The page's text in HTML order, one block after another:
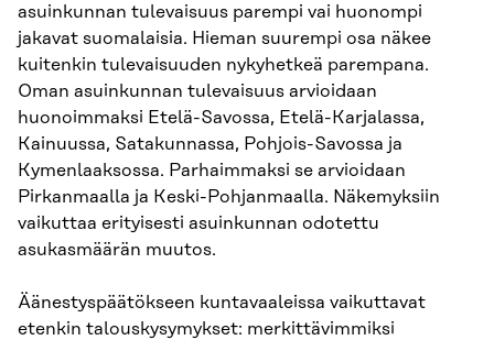
asuinkunnan tulevaisuus parempi vai huonompi
jakavat suomalaisia. Hieman suurempi osa näkee
kuitenkin tulevaisuuden nykyhetkeä parempana.
Oman asuinkunnan tulevaisuus arvioidaan
huonoimmaksi Etelä-Savossa, Etelä-Karjalassa,
Kainuussa, Satakunnassa, Pohjois-Savossa ja
Kymenlaaksossa. Parhaimmaksi se arvioidaan
Pirkanmaalla ja Keski-Pohjanmaalla. Näkemyksiin
vaikuttaa erityisesti asuinkunnan odotettu
asukasmäärän muutos.
Äänestyspäätökseen kuntavaaleissa vaikuttavat
etenkin talouskysymykset: merkittävimmiksi